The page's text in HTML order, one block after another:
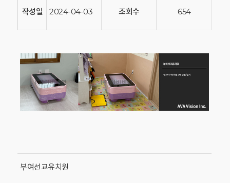
작성일 2024-04-03 조회수 654
부여선교유치원